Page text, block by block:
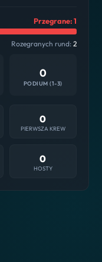
Przegrane: 1
Rozegranych rund: 2
0
PODIUM (1-3)
0
PIERWSZA KREW
0
HOSTY